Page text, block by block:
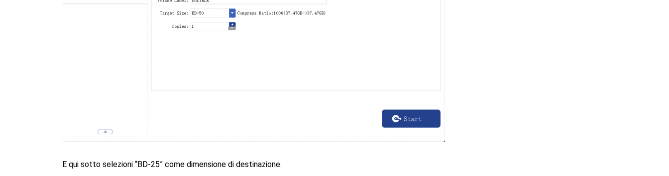
E qui sotto selezioni “BD-25” come dimensione di destinazione.